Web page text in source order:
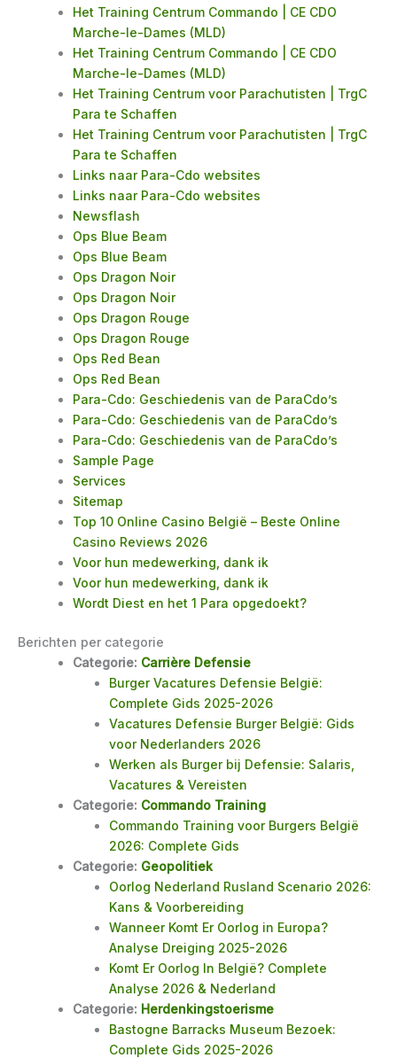
Het Training Centrum Commando | CE CDO
Marche-le-Dames (MLD)
Het Training Centrum Commando | CE CDO
Marche-le-Dames (MLD)
Het Training Centrum voor Parachutisten | TrgC
Para te Schaffen
Het Training Centrum voor Parachutisten | TrgC
Para te Schaffen
Links naar Para-Cdo websites
Links naar Para-Cdo websites
Newsflash
Ops Blue Beam
Ops Blue Beam
Ops Dragon Noir
Ops Dragon Noir
Ops Dragon Rouge
Ops Dragon Rouge
Ops Red Bean
Ops Red Bean
Para-Cdo: Geschiedenis van de ParaCdo’s
Para-Cdo: Geschiedenis van de ParaCdo’s
Para-Cdo: Geschiedenis van de ParaCdo’s
Sample Page
Services
Sitemap
Top 10 Online Casino België – Beste Online
Casino Reviews 2026
Voor hun medewerking, dank ik
Voor hun medewerking, dank ik
Wordt Diest en het 1 Para opgedoekt?
Berichten per categorie
Categorie: Carrière Defensie
Burger Vacatures Defensie België:
Complete Gids 2025-2026
Vacatures Defensie Burger België: Gids
voor Nederlanders 2026
Werken als Burger bij Defensie: Salaris,
Vacatures & Vereisten
Categorie: Commando Training
Commando Training voor Burgers België
2026: Complete Gids
Categorie: Geopolitiek
Oorlog Nederland Rusland Scenario 2026:
Kans & Voorbereiding
Wanneer Komt Er Oorlog in Europa?
Analyse Dreiging 2025-2026
Komt Er Oorlog In België? Complete
Analyse 2026 & Nederland
Categorie: Herdenkingstoerisme
Bastogne Barracks Museum Bezoek:
Complete Gids 2025-2026